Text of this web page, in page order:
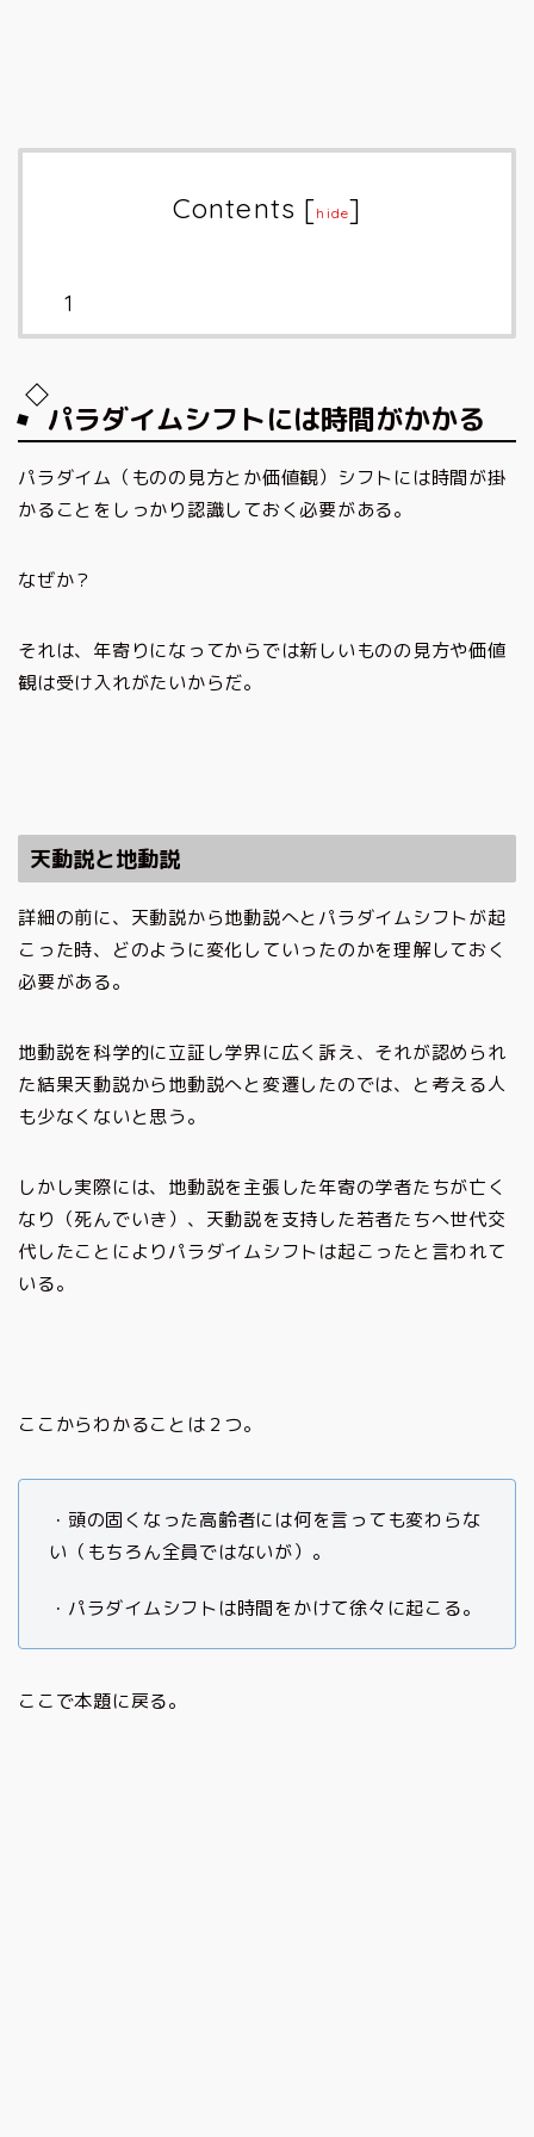
Contents [hide]
パラダイムシフトには時間がかかる
パラダイム（ものの見方とか価値観）シフトには時間が掛
かることをしっかり認識しておく必要がある。
なぜか？
それは、年寄りになってからでは新しいものの見方や価値
観は受け入れがたいからだ。
天動説と地動説
詳細の前に、天動説から地動説へとパラダイムシフトが起
こった時、どのように変化していったのかを理解しておく
必要がある。
地動説を科学的に立証し学界に広く訴え、それが認められ
た結果天動説から地動説へと変遷したのでは、と考える人
も少なくないと思う。
しかし実際には、地動説を主張した年寄の学者たちが亡く
なり（死んでいき）、天動説を支持した若者たちへ世代交
代したことによりパラダイムシフトは起こったと言われて
いる。
ここからわかることは２つ。
・頭の固くなった高齢者には何を言っても変わらな
い（もちろん全員ではないが）。
・パラダイムシフトは時間をかけて徐々に起こる。
ここで本題に戻る。